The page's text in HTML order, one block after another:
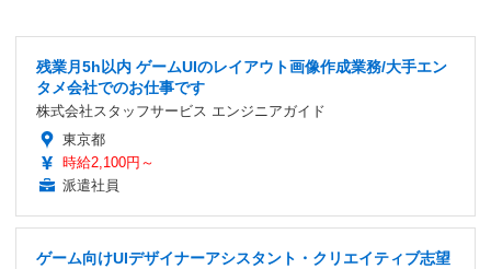
残業月5h以内 ゲームUIのレイアウト画像作成業務/大手エン
タメ会社でのお仕事です
株式会社スタッフサービス エンジニアガイド
東京都
時給2,100円～
派遣社員
ゲーム向けUIデザイナーアシスタント・クリエイティブ志望